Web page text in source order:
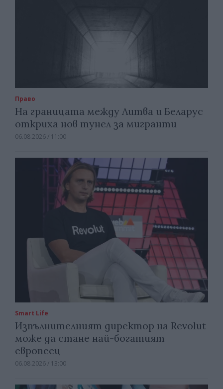
Право
На границата между Литва и Беларус
откриха нов тунел за мигранти
06.08.2026 / 11:00
Smart Life
Изпълнителният директор на Revolut
може да стане най-богатият
европеец
06.08.2026 / 13:00